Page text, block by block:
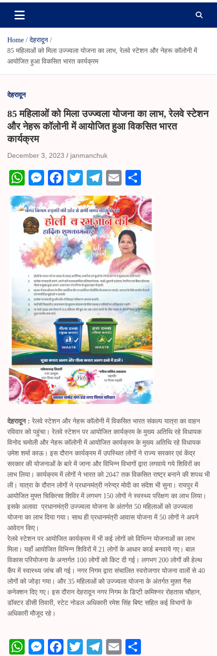
Home
देहरादून
85 महिलाओं को मिला उज्ज्वला योजना का लाभ, रेलवे स्टेशन और नेहरू कॉलोनी में
आयोजित हुआ विकसित भारत कार्यक्रम
देहरादून
85 महिलाओं को मिला उज्ज्वला योजना का लाभ, रेलवे स्टेशन
और नेहरू कॉलोनी में आयोजित हुआ विकसित भारत
कार्यक्रम
December 3, 2023 janmanchuk
W
ha
ts
A
pp
M
es
se
ng
er
Fa
ce
bo
ok
T
wi
tte
r
Te
le
gr
a
m
E
m
ail
ha
re
देहरादून : रेलवे स्टेशन और नेहरू कॉलोनी में विकसित भारत संकल्प यात्रा का वाहन
रविवार को पहुंचा। रेलवे स्टेशन पर आयोजित कार्यक्रम के मुख्य अतिथि रहे विधायक
विनोद चमोली और नेहरू कॉलोनी में आयोजित कार्यक्रम के मुख्य अतिथि रहे विधायक
उमेश शर्मा काऊ। इस दौरान कार्यक्रम में उपस्थित लोगों ने राज्य सरकार एवं केंद्र
सरकार की योजनाओं के बारे में जाना और विभिन्न विभागों द्वारा लगवाये गये शिविरों का
लाभ लिया। कार्यक्रम में लोगों ने भारत को 2047 तक विकसित राष्ट्र बनाने की शपथ भी
ली। यात्रा के दौरान लोगों ने प्रधानमंत्री नरेन्द्र मोदी का संदेश भी सुना। रायपुर में
आयोजित मुफ्त चिकित्सा शिविर में लगभग 150 लोगों ने स्वस्थ्य परिक्षण का लाभ लिया।
इसके अलावा प्रधानमंत्री उज्ज्वला योजना के अंतर्गत 50 महिलाओं को उज्ज्वला
योजना का लाभ दिया गया। साथ ही प्रधानमंत्री आवास योजना में 50 लोगों ने अपने
आवेदन किए।
रेलवे स्टेशन पर आयोजित कार्यक्रम में भी कई लोगों को विभिन्न योजनाओं का लाभ
मिला। यहाँ आयोजित विभिन्न शिविरों में 21 लोगों के आधार कार्ड बनवाये गए। बाल
विकास परियोजना के अन्तर्गत 100 लोगों को किट दी गई। लगभग 200 लोगों की हेल्थ
कैंप में स्वास्थ्य जांच की गई। नगर निगम द्वारा संचालित स्वरोजगार योजना वालों से 40
लोगों को जोड़ा गया। और 35 महिलाओं को उज्ज्वला योजना के अंतर्गत मुफ़्त गैस
कनेक्शन दिए गए। इस दौरान देहरादून नगर निगम के डिप्टी कमिश्नर रोहतास चौहान,
डॉक्टर डीसी तिवारी, स्टेट नोडल अधिकारी रमेश सिंह बिष्ट सहित कई विभागों के
अधिकारी मौजूद रहे।
W
M
Fa T
Te
E